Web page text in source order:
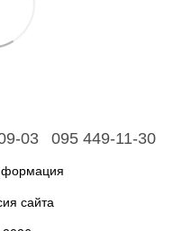
03 095 449-11-30
сайта